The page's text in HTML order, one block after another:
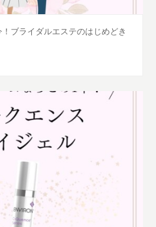
ブライダルエステのはじめどき